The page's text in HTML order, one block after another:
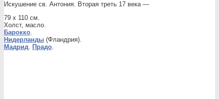
Искушение св. Антония. Вторая треть 17 века —
79 x 110 см.
Холст, масло.
Барокко.
Нидерланды (Фландрия).
Мадрид. Прадо.